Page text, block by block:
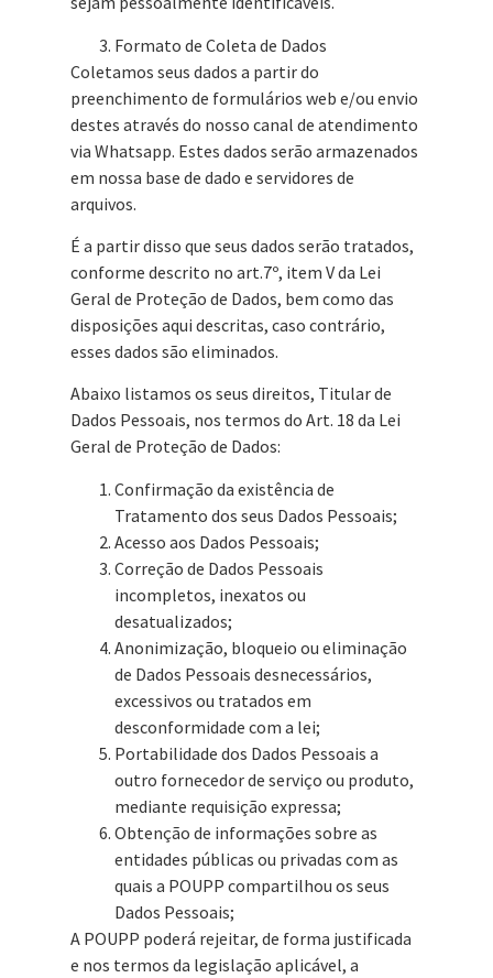
Formato de Coleta de Dados
Coletamos seus dados a partir do
preenchimento de formulários web e/ou envio
destes através do nosso canal de atendimento
via Whatsapp. Estes dados serão armazenados
em nossa base de dado e servidores de
arquivos.
É a partir disso que seus dados serão tratados,
conforme descrito no art.7º, item V da Lei
Geral de Proteção de Dados, bem como das
disposições aqui descritas, caso contrário,
esses dados são eliminados.
Abaixo listamos os seus direitos, Titular de
Dados Pessoais, nos termos do Art. 18 da Lei
Geral de Proteção de Dados:
Confirmação da existência de
Tratamento dos seus Dados Pessoais;
Acesso aos Dados Pessoais;
Correção de Dados Pessoais
incompletos, inexatos ou
desatualizados;
Anonimização, bloqueio ou eliminação
de Dados Pessoais desnecessários,
excessivos ou tratados em
desconformidade com a lei;
Portabilidade dos Dados Pessoais a
outro fornecedor de serviço ou produto,
mediante requisição expressa;
Obtenção de informações sobre as
entidades públicas ou privadas com as
quais a POUPP compartilhou os seus
Dados Pessoais;
A POUPP poderá rejeitar, de forma justificada
e nos termos da legislação aplicável, a